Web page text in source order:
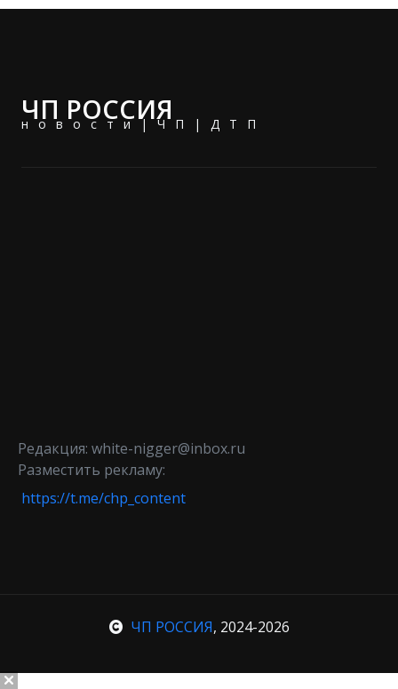
ЧП РОССИЯ
новости|ЧП|ДТП
Редакция: white-nigger@inbox.ru
Разместить рекламу:
https://t.me/chp_content
ЧП РОССИЯ, 2024-2026